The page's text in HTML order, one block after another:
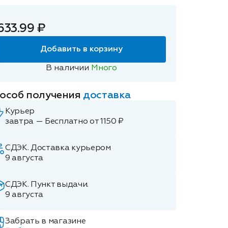
₽
Добавить в корзину
В наличии Много
получения доставка
Курьер
завтра — Бесплатно от 1150 ₽
СДЭК. Доставка курьером
9 августа
СДЭК. Пункт выдачи.
9 августа
Забрать в магазине